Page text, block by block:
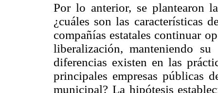
Por lo anterior, se plantearon
¿cuáles son las características
compañías estatales continuar
liberalización, manteniendo
diferencias existen en las
principales empresas públicas
municipal? La hipótesis